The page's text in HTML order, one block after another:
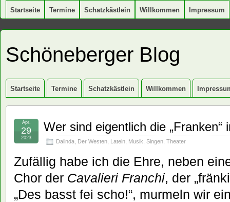
Startseite Termine Schatzkästlein Willkommen Impressum
Schöneberger Blog
Startseite Termine Schatzkästlein Willkommen
Wer sind eigentlich die „Franken“
Dalinda Der Westen Latein Musik Singen Theater
Apr.
29
2023
Zufällig habe ich die Ehre, neben
Chor der Cavalieri Franchi, der
„Des basst fei scho!“, murmeln wir